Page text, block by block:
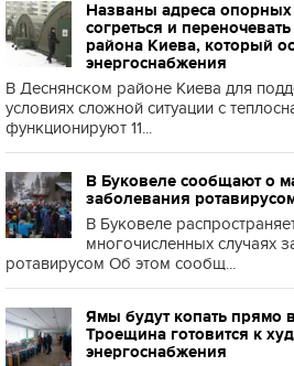
Названы адреса опорных
согреться и
района Киева, который
энергоснабжения
В Деснянском районе Киева для
условиях сложной ситуации с
функционируют 11...
В Буковеле сообщают о
заболевания
В Буковеле
многочисленных случаях
ротавирусом Об этом сообщ...
Ямы будут копать прямо
Троещина готовится к
энергоснабжения